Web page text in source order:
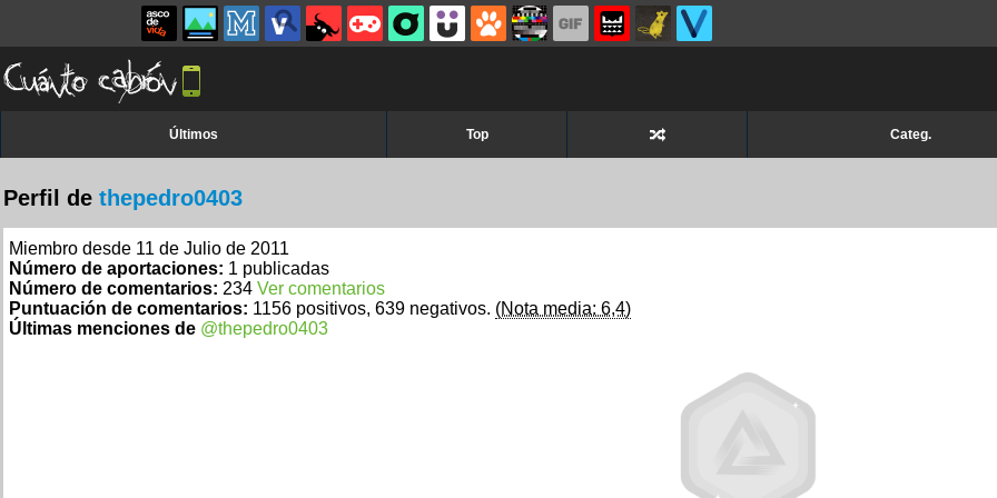
Últimos Top Categ.
Perfil de thepedro0403
Miembro desde 11 de Julio de 2011
Número de aportaciones: 1 publicadas
Número de comentarios: 234 Ver comentarios
Puntuación de comentarios: 1156 positivos, 639 negativos. (Nota media: 6,4)
Últimas menciones de @thepedro0403